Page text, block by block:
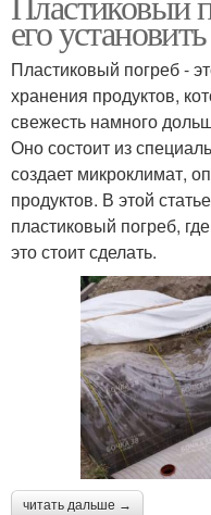
его установить
Пластиковый погреб -
хранения продуктов,
свежесть намного
Оно состоит из
создает микроклимат,
продуктов. В этой
пластиковый погреб,
это стоит сделать.
читать дальше →